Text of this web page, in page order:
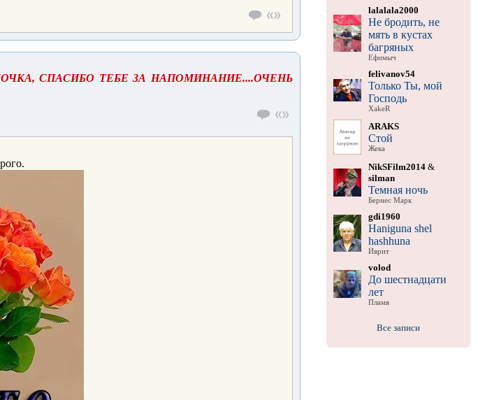
СПАСИБО ТЕБЕ ЗА НАПОМИНАНИЕ....ОЧЕНЬ
lalalala2000
Не бродить, не
мять в кустах
багряных
Ефимыч
felivanov54
Только Ты, мой
Господь
XakeR
ARAKS
Стой
Жека
NikSFilm2014&
silman
Темная ночь
Бернес Марк
gdi1960
Haniguna shel
hashhuna
Иврит
volod
До шестнадцати
лет
Пламя
Все записи